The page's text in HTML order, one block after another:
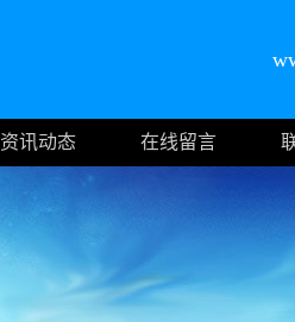
资讯动态 在线留言